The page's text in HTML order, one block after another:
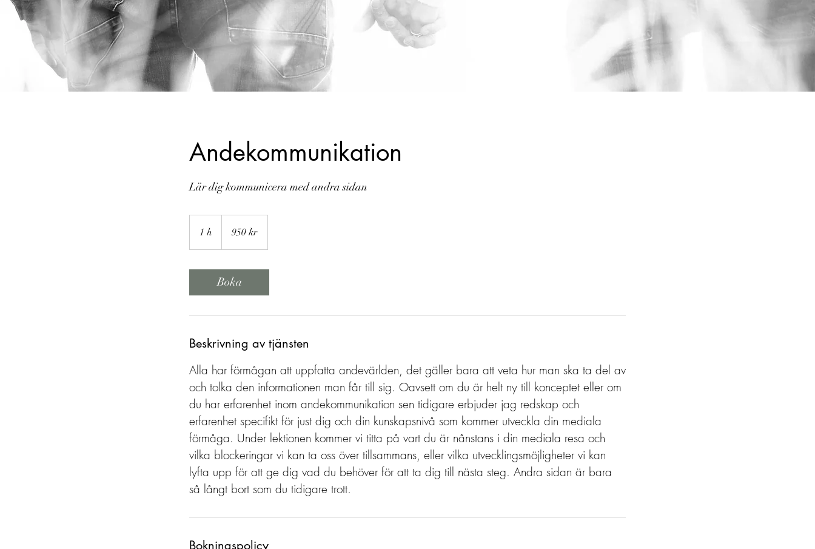
Andekommunikation
Lär dig kommunicera med andra sidan
1 h
kronor950 kr
Boka
Beskrivning av tjänsten
Alla har förmågan att uppfatta andevärlden, det gäller bara att veta hur man ska ta del av
och tolka den informationen man får till sig. Oavsett om du är helt ny till konceptet eller om
du har erfarenhet inom andekommunikation sen tidigare erbjuder jag redskap och
erfarenhet specifikt för just dig och din kunskapsnivå som kommer utveckla din mediala
förmåga. Under lektionen kommer vi titta på vart du är nånstans i din mediala resa och
vilka blockeringar vi kan ta oss över tillsammans, eller vilka utvecklingsmöjligheter vi kan
lyfta upp för att ge dig vad du behöver för att ta dig till nästa steg. Andra sidan är bara
så långt bort som du tidigare trott.
Bokningspolicy